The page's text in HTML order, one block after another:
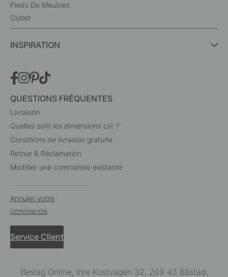
Pieds De Meubles
Outlet
INSPIRATION
QUESTIONS FRÉQUENTES
Livraison
Quelles sont les dimensions c/c ?
Conditions de livraison gratuite
Retour & Réclamation
Modifier une commande existante
Annuler votre
commande
Service Client
Beslag Online, Inre Kustvägen 32, 269 43 Båstad,